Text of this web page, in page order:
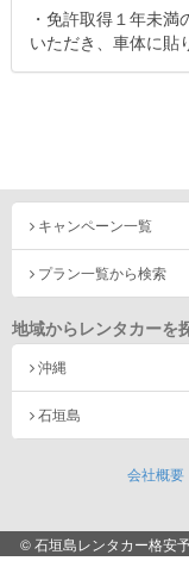
・免許取得１年未
いただき、車体に貼
キャンペーン一覧
プラン一覧から検索
地域からレンタカーを
沖縄
石垣島
会社概要
© 石垣島レンタカー格安